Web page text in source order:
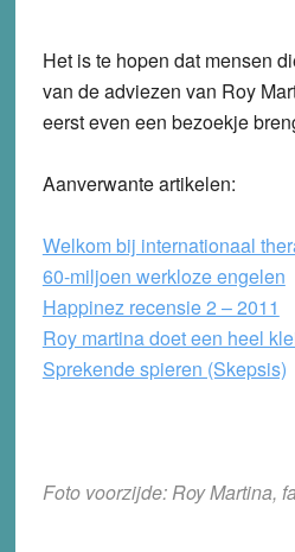
Het is te hopen dat mensen
van de adviezen van Roy
eerst even een bezoekje
Aanverwante artikelen:
Welkom bij internationaal
60-miljoen werkloze engelen
Happinez recensie 2 – 2011
Roy martina doet een heel
Sprekende spieren (Skepsis)
Foto voorzijde: Roy Martina,